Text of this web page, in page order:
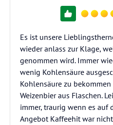
Es ist unsere
wieder anlass zur Klage,
genommen wird. Immer
wenig Kohlensäure
Kohlensäure zu
Weizenbier aus Flaschen.
immer, traurig wenn es auf
Angebot Kaffeehit war